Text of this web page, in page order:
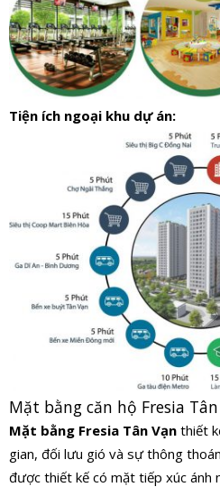
Tiện ích ngoại khu dự án:
Mặt bằng căn hộ Fresia
Mặt bằng Fresia Tân Vạn thiết
gian, đối lưu gió và sự thông
được thiết kế có mặt tiếp xúc ánh